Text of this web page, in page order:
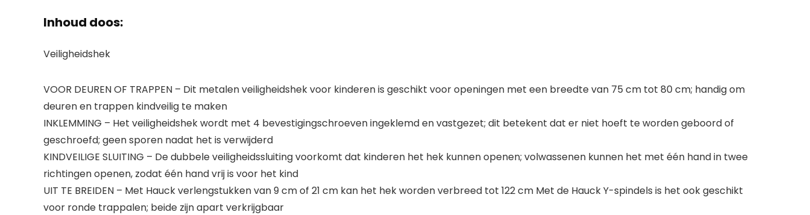
Inhoud doos:
Veiligheidshek
VOOR DEUREN OF TRAPPEN – Dit metalen veiligheidshek voor kinderen is geschikt voor openingen met een breedte van 75 cm tot 80 cm; handig om
deuren en trappen kindveilig te maken
INKLEMMING – Het veiligheidshek wordt met 4 bevestigingschroeven ingeklemd en vastgezet; dit betekent dat er niet hoeft te worden geboord of
geschroefd; geen sporen nadat het is verwijderd
KINDVEILIGE SLUITING – De dubbele veiligheidssluiting voorkomt dat kinderen het hek kunnen openen; volwassenen kunnen het met één hand in twee
richtingen openen, zodat één hand vrij is voor het kind
UIT TE BREIDEN – Met Hauck verlengstukken van 9 cm of 21 cm kan het hek worden verbreed tot 122 cm Met de Hauck Y-spindels is het ook geschikt
voor ronde trappalen; beide zijn apart verkrijgbaar